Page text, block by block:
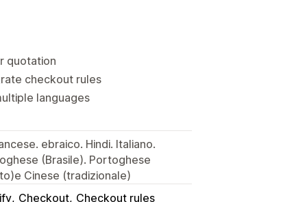
quotation
checkout rules
languages
ebraico. Hindi. Italiano.
(Brasile). Portoghese
Cinese (tradizionale)
Checkout Checkout rules